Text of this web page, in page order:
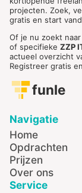
projecten. Zoek,
gratis en start
Of je nu zoekt
of specifieke ZZP
actueel overzicht
Registreer gratis
funle
Navigatie
Home
Opdrachten
Prijzen
Over ons
Service